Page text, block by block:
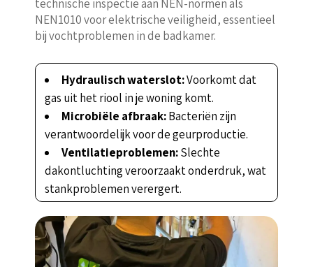
technische inspectie aan NEN-normen als
NEN1010 voor elektrische veiligheid, essentieel
bij vochtproblemen in de badkamer.
Hydraulisch waterslot:Voorkomt dat
gas uit het riool in je woning komt.
Microbiële afbraak:Bacteriën zijn
verantwoordelijk voor de geurproductie.
Ventilatieproblemen:Slechte
dakontluchting veroorzaakt onderdruk, wat
stankproblemen verergert.